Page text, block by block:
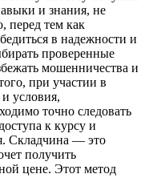
и знания, не
перед тем как
в надежности и
проверенные
мошенничества и
при участии в
условия,
точно следовать
к курсу и
Складчина — это
получить
цене. Этот метод